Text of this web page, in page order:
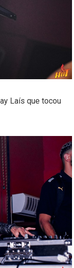
Laís que tocou